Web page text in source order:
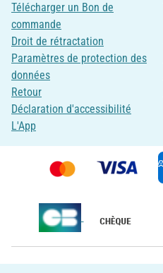
Télécharger un Bon de
commande
Droit de rétractation
Paramètres de protection des
données
Retour
Déclaration d'accessibilité
L'App